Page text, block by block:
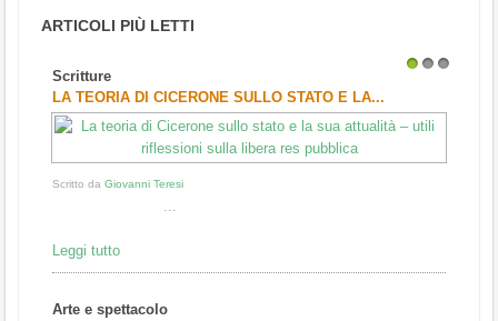
ARTICOLI PIÙ LETTI
Scritture
LA TEORIA DI CICERONE SULLO STATO E LA...
Scritto da Giovanni Teresi
...
Leggi tutto
Arte e spettacolo